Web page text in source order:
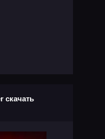
скачать